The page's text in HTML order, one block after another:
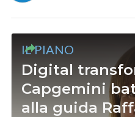
IL PIANO
Digital
Capgemini
alla guida